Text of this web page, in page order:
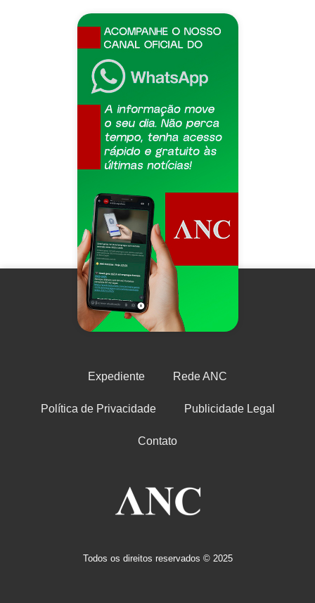
Expediente Rede ANC
Política de Privacidade Publicidade Legal
Contato
Todos os direitos reservados © 2025